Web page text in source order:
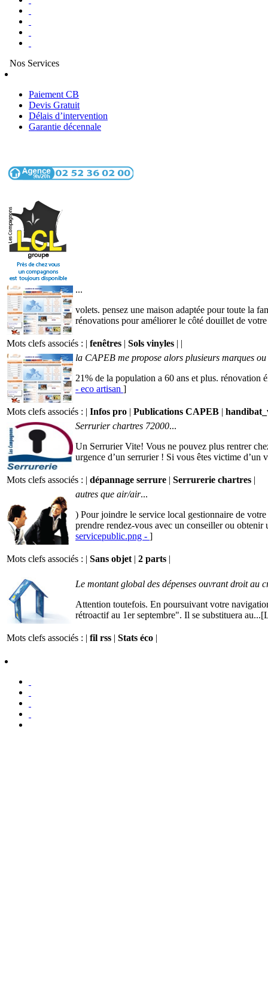
Nos Services
Paiement CB
Devis Gratuit
Délais d’intervention
Garantie décennale
...
volets. pensez une maison adaptée pour toute la
rénovations pour améliorer le côté douillet de
Mots clefs associés : | fenêtres | Sols vinyles | |
la CAPEB me propose alors plusieurs marques
21% de la population a 60 ans et plus. rénovation
- eco artisan ]
Mots clefs associés : | Infos pro | Publications CAPEB |
Serrurier chartres 72000...
Un Serrurier Vite! Vous ne pouvez plus rentrer
urgence d’un serrurier ! Si vous êtes victime
Mots clefs associés : | dépannage serrure | Serrurerie chartres |
autres que air/air...
) Pour joindre le service local gestionnaire de
prendre rendez-vous avec un conseiller ou
servicepublic.png - ]
Mots clefs associés : | Sans objet | 2 parts |
Le montant global des dépenses ouvrant droit au
Attention toutefois. En poursuivant votre
rétroactif au 1er septembre". Il se substituera
Mots clefs associés : | fil rss | Stats éco |